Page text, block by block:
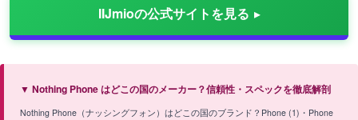
IIJmioの公式サイトを見る
▼ Nothing Phone はどこの国のメーカー？信頼性・スペックを徹底解剖
Nothing Phone（ナッシングフォン）はどこの国のブランド？Phone (1)・Phone